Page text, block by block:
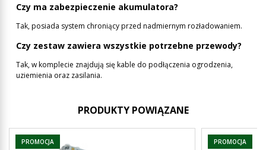
Czy ma zabezpieczenie akumulatora?
Tak, posiada system chroniący przed nadmiernym rozładowaniem.
Czy zestaw zawiera wszystkie potrzebne przewody?
Tak, w komplecie znajdują się kable do podłączenia ogrodzenia,
uziemienia oraz zasilania.
PRODUKTY POWIĄZANE
PROMOCJA PROMOCJA